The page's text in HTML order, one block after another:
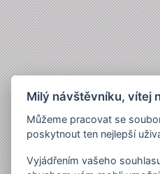
Milý návštěvníku, vítej
Můžeme pracovat se
poskytnout ten nejlepší
Vyjádřením vašeho